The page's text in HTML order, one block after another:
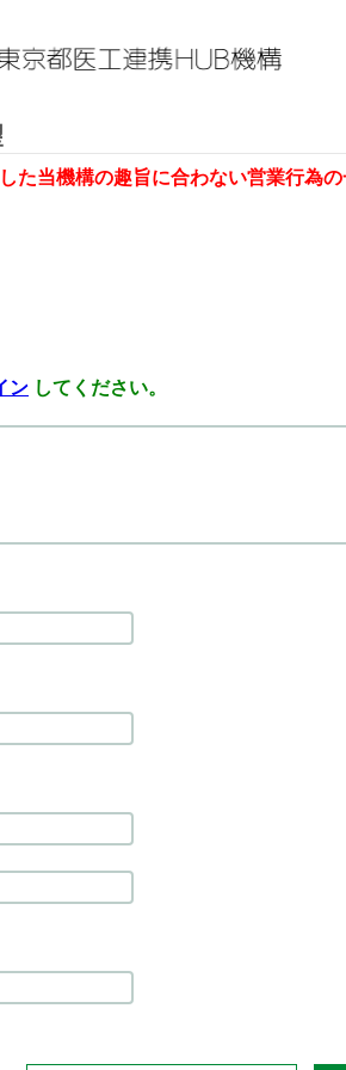
た当機構の趣旨に合わない営業行為の
ン してください。